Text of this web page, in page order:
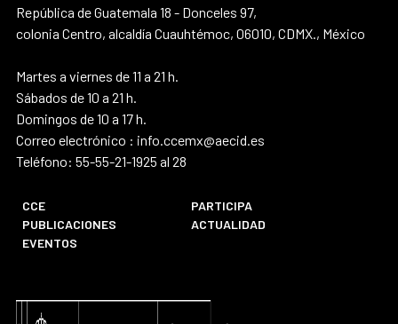
República de Guatemala 18 - Donceles 97,
colonia Centro, alcaldía Cuauhtémoc, 06010, CDMX., México
Martes a viernes de 11 a 21 h.
Sábados de 10 a 21 h.
Domingos de 10 a 17 h.
Correo electrónico : info.ccemx@aecid.es
Teléfono: 55-55-21-1925 al 28
CCE
PARTICIPA
PUBLICACIONES
ACTUALIDAD
EVENTOS